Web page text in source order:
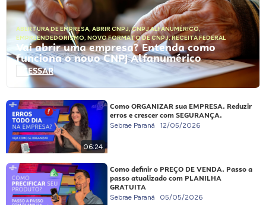
ABERTURA DE EMPRESA, ABRIR CNPJ,CNPJ ALFANUMÉRICO,
EMPREENDEDORISMO, NOVO FORMATO DE CNPJ,RECEITA FEDERAL
Vai abrir uma empresa? Entenda como
funciona o novo CNPJ Alfanumérico
ACESSAR
06:24
Como ORGANIZAR sua EMPRESA. Reduzir
erros e crescer com SEGURANÇA.
Sebrae Paraná 12/05/2026
Como definir o PREÇO DE VENDA. Passo a
passo atualizado com PLANILHA
GRATUITA
Sebrae Paraná 05/05/2026